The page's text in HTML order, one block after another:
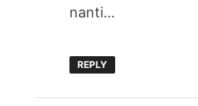
nanti…
REPLY